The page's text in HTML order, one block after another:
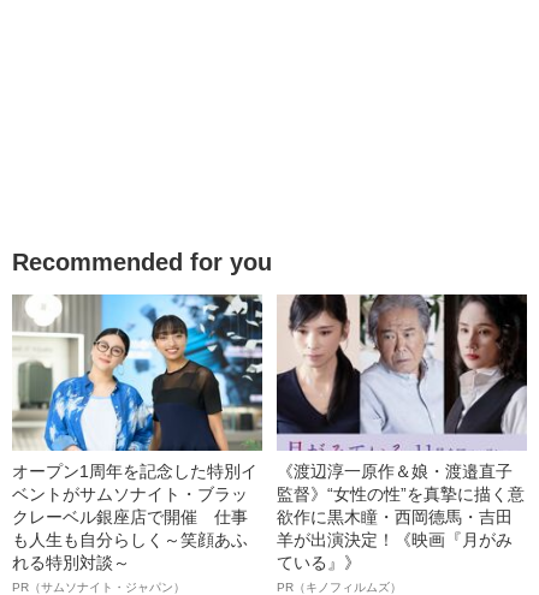
Recommended for you
オープン1周年を記念した特別イ
ベントがサムソナイト・ブラッ
クレーベル銀座店で開催 仕事
も人生も自分らしく～笑顔あふ
れる特別対談～
PR（サムソナイト・ジャパン）
《渡辺淳一原作＆娘・渡邉直子
監督》“女性の性”を真摯に描く意
欲作に黒木瞳・西岡德馬・吉田
羊が出演決定！《映画『月がみ
ている』》
PR（キノフィルムズ）